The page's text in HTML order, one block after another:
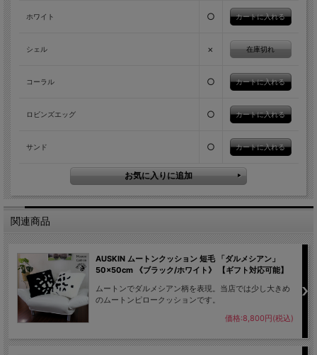
ホワイト ○
シェル × 在庫切れ
コーラル ○
ロビンズエッグ ○
サンド ○
関連商品
AUSKIN ムートンクッション 短毛 「ダルメシアン」
50×50cm 《ブラック/ホワイト》 【ギフト対応可能】
ムートンでダルメシアン柄を表現。当店では少し大きめ
のムートンピロークッションです。
価格:8,800円(税込)